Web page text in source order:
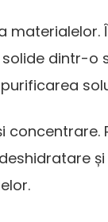
dintr-